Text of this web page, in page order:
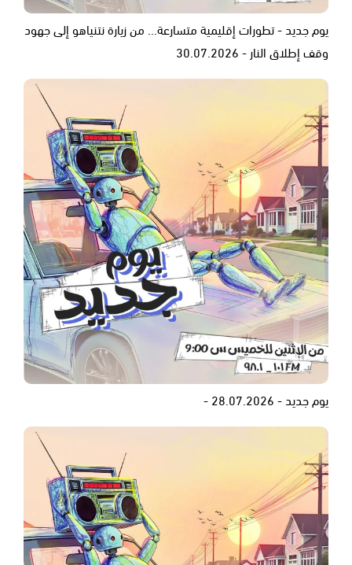
يوم جديد - تطورات إقليمية متسارعة... من زيارة نتنياهو إلى جهود
وقف إطلاق النار - 30.07.2026
يوم جديد - 28.07.2026 -